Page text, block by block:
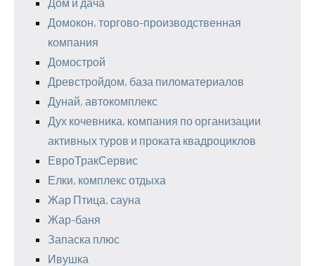
Домокон, торгово-производственная
компания
Домострой
Древстройдом, база пиломатериалов
Дунай, автокомплекс
Дух кочевника, компания по организации
активных туров и проката квадроциклов
ЕвроТракСервис
Елки, комплекс отдыха
Жар Птица, сауна
Жар-баня
Запаска плюс
Ивушка